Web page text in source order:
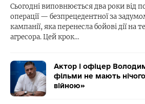
Сьогодні виповнюється два роки від
операції — безпрецедентної за
кампанії, яка перенесла бойові дії на
агресора. Цей крок…
Актор і офіцер
фільми не мають нічого
війною»